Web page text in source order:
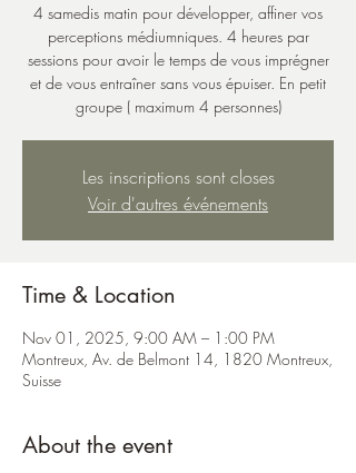
4 samedis matin pour développer, affiner vos
perceptions médiumniques. 4 heures par
sessions pour avoir le temps de vous imprégner
et de vous entraîner sans vous épuiser. En petit
groupe ( maximum 4 personnes)
Les inscriptions sont closes
Voir d'autres événements
Time & Location
Nov 01, 2025, 9:00 AM – 1:00 PM
Montreux, Av. de Belmont 14, 1820 Montreux,
Suisse
About the event